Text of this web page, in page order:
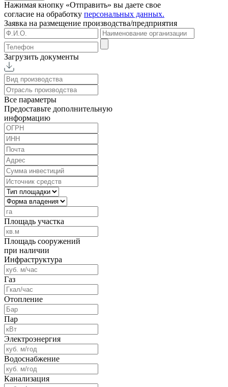
Нажимая кнопку «Отправить» вы даете свое
согласие на обработку персональных данных.
Заявка на размещение производства/предприятия
Загрузить документы
Все параметры
Предоставьте дополнительную
информацию
Площадь участка
Площадь сооружений
при наличии
Инфраструктура
Газ
Отопление
Пар
Электроэнергия
Водоснабжение
Канализация